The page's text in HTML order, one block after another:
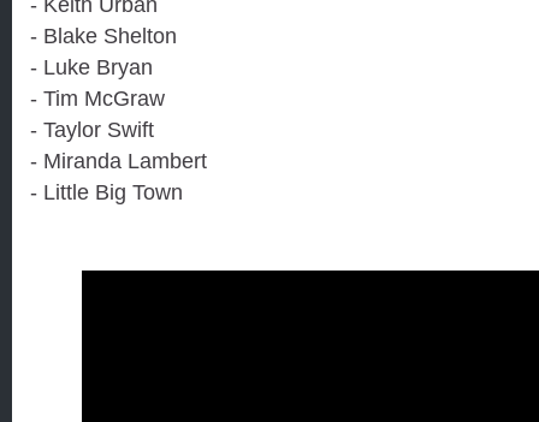
- Blake Shelton
- Luke Bryan
- Tim McGraw
- Taylor Swift
- Miranda Lambert
- Little Big Town